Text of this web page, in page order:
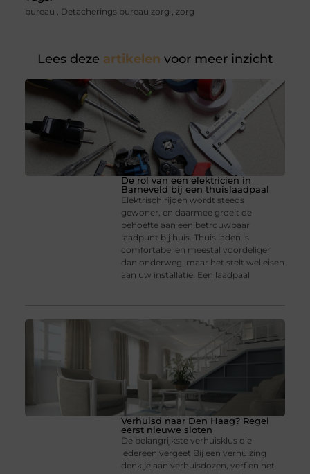
bureau , Detacherings bureau zorg , zorg
Lees deze artikelen voor meer inzicht
De rol van een elektricien in
Barneveld bij een thuislaadpaal
Elektrisch rijden wordt steeds
gewoner, en daarmee groeit de
behoefte aan een betrouwbaar
laadpunt bij huis. Thuis laden is
comfortabel en meestal voordeliger
dan onderweg, maar het stelt wel eisen
aan uw installatie. Een laadpaal
Verhuisd naar Den Haag? Regel
eerst nieuwe sloten
De belangrijkste verhuisklus die
iedereen vergeet Bij een verhuizing
denk je aan verhuisdozen, verf en het